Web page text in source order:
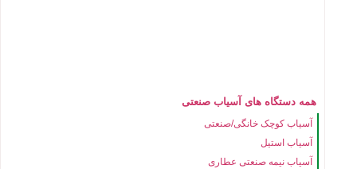
همه دستگاه های آسیاب صنعتی
آسیاب کوچک خانگی/صنعتی
آسیاب استیل
آسیاب نیمه صنعتی عطاری